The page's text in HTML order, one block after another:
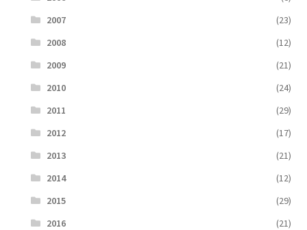
2007
(23)
2008
(12)
2009
(21)
2010
(24)
2011
(29)
2012
(17)
2013
(21)
2014
(12)
2015
(29)
2016
(21)